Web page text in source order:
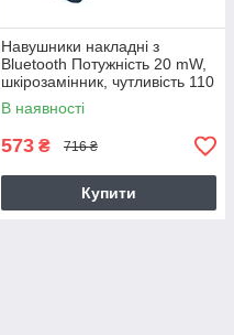
Навушники накладні з
Bluetooth Потужність 20 mW,
шкірозамінник, чутливість 110
дБ, блакитні (SN-660 6914)
В наявності
573 ₴ 716 ₴
Купити